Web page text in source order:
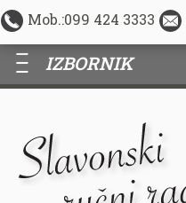
—
—
—
Mob.:099 424 3333